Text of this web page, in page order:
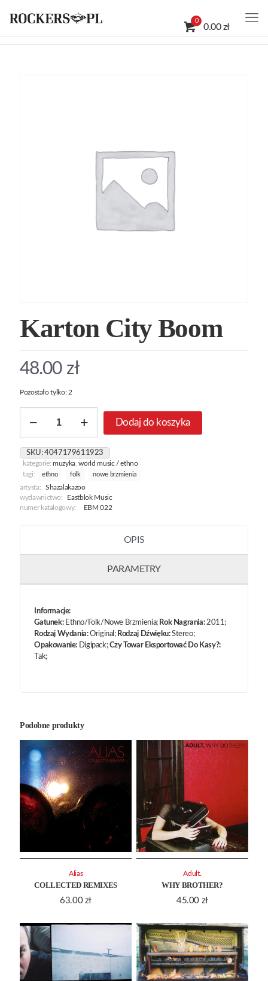
0
0.00 zł
Karton City Boom
48.00 zł
Pozostało tylko: 2
Karton
Boom
Dodaj do koszyka
SKU:4047179611923
kategorie:muzyka,world music / ethno
tagi:
ethno folk nowe brzmienia
artysta:
Shazalakazoo
wydawnictwo:
Eastblok Music
numer katalogowy:
EBM 022
OPIS
PARAMETRY
Informacje:
Gatunek:Ethno/Folk/Nowe Brzmienia; Rok Nagrania:2011;
Rodzaj Wydania:Original; Rodzaj Dźwięku:Stereo;
Opakowanie: Digipack;Czy Towar Eksportować Do Kasy?:
Tak;
Podobne produkty
COLLECTED REMIXES
63.00 zł
Alias
WHY BROTHER?
45.00 zł
Adult.